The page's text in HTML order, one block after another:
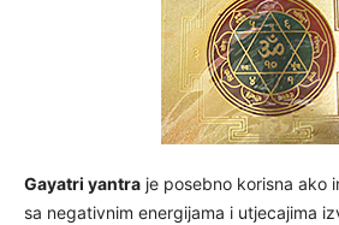
Gayatri yantra je posebno korisna ako
sa negativnim energijama i utjecajima